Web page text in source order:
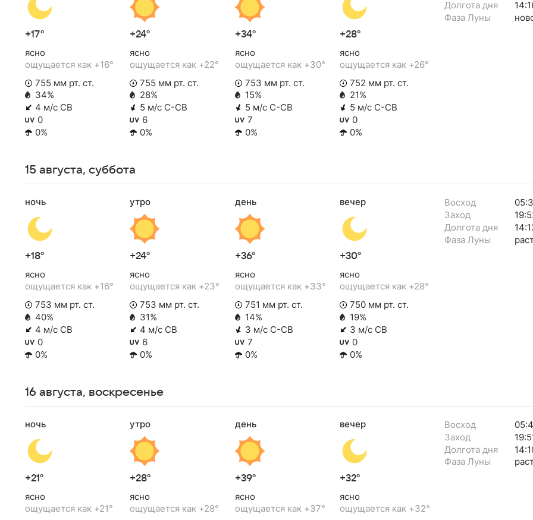
+17°
ясно
ощущается как +16°
755 мм рт. ст.
34%
4 м/с СВ
0
0%
+24°
ясно
ощущается как +22°
755 мм рт. ст.
28%
5 м/с С-СВ
6
0%
+34°
ясно
ощущается как +30°
753 мм рт. ст.
15%
5 м/с С-СВ
7
0%
+28°
ясно
ощущается как +26°
752 мм рт. ст.
21%
5 м/с С-СВ
0
0%
Долгота дня
Фаза Луны
15 августа, суббота
ночь
+18°
ясно
ощущается как +16°
753 мм рт. ст.
40%
4 м/с СВ
0
0%
утро
+24°
ясно
ощущается как +23°
753 мм рт. ст.
31%
4 м/с СВ
6
0%
день
+36°
ясно
ощущается как +33°
751 мм рт. ст.
14%
3 м/с С-СВ
7
0%
вечер
+30°
ясно
ощущается как +28°
750 мм рт. ст.
19%
3 м/с СВ
0
0%
Восход
Заход
Долгота дня
Фаза Луны
16 августа, воскресенье
ночь
+21°
ясно
ощущается как +21°
утро
+28°
ясно
ощущается как +28°
день
+39°
ясно
ощущается как +37°
вечер
+32°
ясно
ощущается как +32°
Восход
Заход
Долгота дня
Фаза Луны